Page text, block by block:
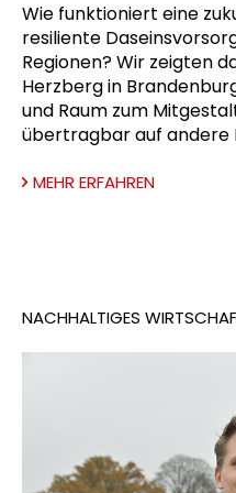
Wie funktioniert eine
resiliente
Regionen? Wir zeigten
Herzberg in
und Raum zum
übertragbar auf andere
MEHR ERFAHREN
NACHHALTIGES